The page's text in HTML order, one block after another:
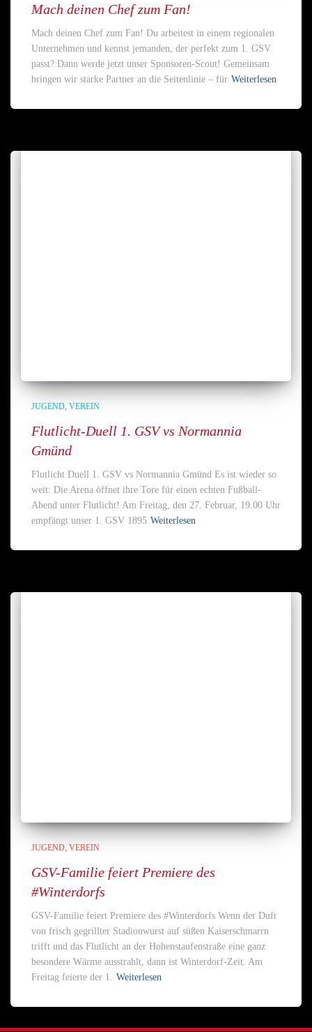
Mach deinen Chef zum Fan!
Mach deinen Chef zum Fan! Du arbeitest in einem regionalen
Unternehmen und kennst jemanden, der perfekt zum 1. GSV
passt? Dann werde jetzt unser Sponsoren-Scout! Gemeinsam
bringen wir starke Partner an die Seitenlinie – für Weiterlesen
JUGEND VEREIN
Flutlicht-Duell 1. GSV vs Normannia
Gmünd
Flutlicht Duell 1. GSV vs Normannia Gmünd Es ist wieder so
weit: Die Arena öffnet ihre Tore für einen echten Fußball-
Abend unter Flutlicht! Am Freitag, den 27. Februar, 19.00 Uhr
empfängt unser 1. GSV 1895 Weiterlesen
JUGEND VEREIN
GSV-Familie feiert Premiere des
#Winterdorfs
GSV-Familie feiert Premiere des #Winterdorfs Wenn der Duft
von frisch gegrillter Stadionwurst auf süßen Kaiserschmarrn
trifft und das Flutlicht an der Hohenstaufenstraße eine ganz
besondere Wärme ausstrahlt, dann ist Winterdorf-Zeit. Am
Freitag feierte der 1.
Weiterlesen